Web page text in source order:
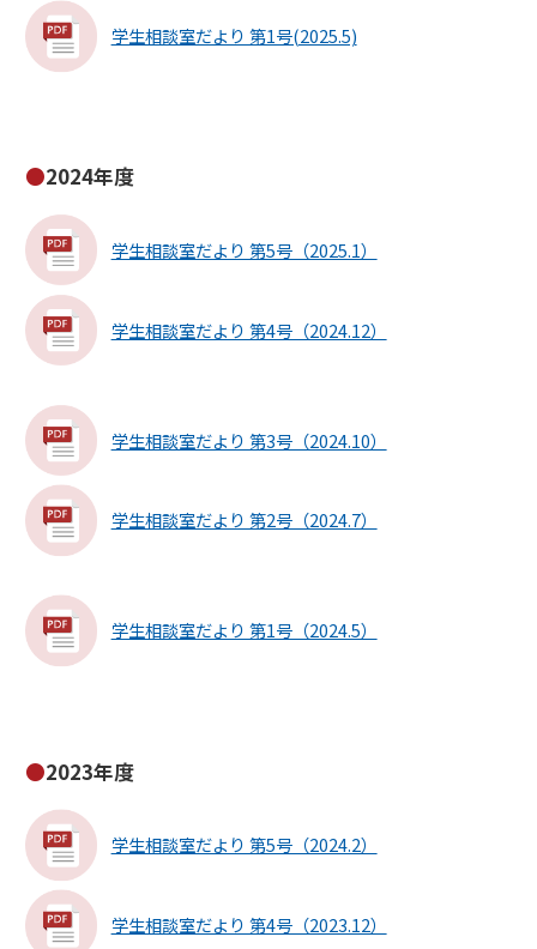
学生相談室だより 第1号(2025.5)
2024年度
学生相談室だより 第5号（2025.1）
学生相談室だより 第4号（2024.12）
学生相談室だより 第3号（2024.10）
学生相談室だより 第2号（2024.7）
学生相談室だより 第1号（2024.5）
2023年度
学生相談室だより 第5号（2024.2）
学生相談室だより 第4号（2023.12）